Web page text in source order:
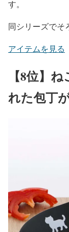
す。
同シリーズでそ
アイテムを見る
【8位】
れた包丁